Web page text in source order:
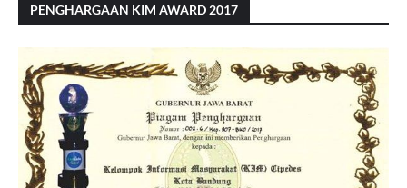
PENGHARGAAN KIM AWARD 2017